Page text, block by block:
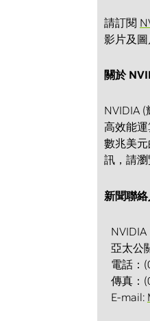
請訂閱
影片及
關於
NVIDIA
高效能
數兆美
訊，請瀏
新聞聯絡
NVIDIA
亞太公
電話：
傳真：
E-mail: